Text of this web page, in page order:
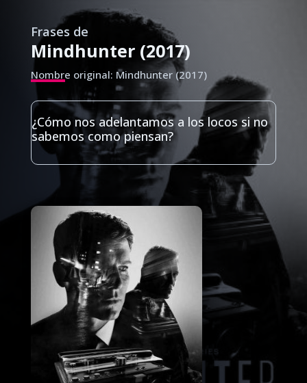
Frases de
Mindhunter (2017)
Nombre original: Mindhunter (2017)
¿Cómo nos adelantamos a los locos si no
sabemos como piensan?